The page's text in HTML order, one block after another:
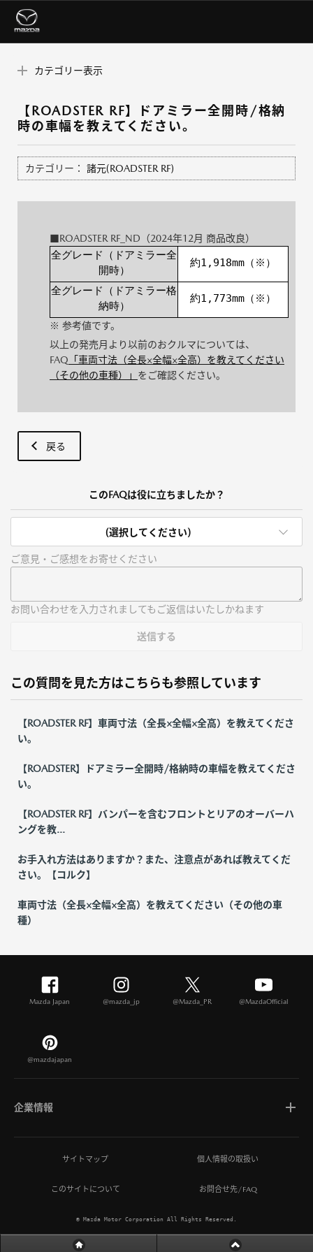
カテゴリー表示
【ROADSTER RF】ドアミラー全開時/格納
時の車幅を教えてください。
カテゴリー： 諸元(ROADSTER RF)
■ROADSTER RF_ND（2024年12月 商品改良）
全グレード（ドアミラー全
開時）
約1,918mm（※）
全グレード（ドアミラー格
納時）
約1,773mm（※）
※ 参考値です。
以上の発売月より以前のおクルマについては、
FAQ 「車両寸法（全長×全幅×全高）を教えてください
（その他の車種）」 をご確認ください。
戻る
このFAQは役に立ちましたか？
(選択してください)
ご意見・ご感想をお寄せください
お問い合わせを入力されましてもご返信はいたしかねます
送信する
この質問を見た方はこちらも参照しています
【ROADSTER RF】車両寸法（全長×全幅×全高）を教えてくださ
い。
【ROADSTER】ドアミラー全開時/格納時の車幅を教えてくださ
い。
【ROADSTER RF】バンパーを含むフロントとリアのオーバーハ
ングを教...
お手入れ方法はありますか？また、注意点があれば教えてくだ
さい。【コルク】
車両寸法（全長×全幅×全高）を教えてください（その他の車
種）
Mazda Japan @mazda_jp @Mazda_PR @MazdaOfficial
@mazdajapan
企業情報
マツダについて
ひとを想う価値創造
サイトマップ 個人情報の取扱い
このサイトについて お問合せ先/FAQ
© Mazda Motor Corporation All Rights Reserved.